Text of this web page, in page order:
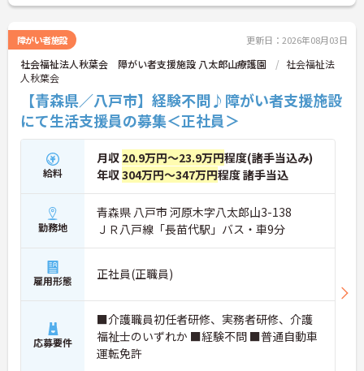
障がい者施設 更新日：2026年08月03日
社会福祉法人秋葉会 障がい者支援施設 八太郎山療護園
社会福祉法
人秋葉会
【青森県／八戸市】経験不問♪障がい者支援施設
にて生活支援員の募集＜正社員＞
給料
月収 20.9万円～23.9万円程度(諸手当込み)
年収304万円～347万円程度 諸手当込
勤務地
青森県 八戸市 河原木字八太郎山3-138
ＪＲ八戸線「長苗代駅」バス・車9分
雇用形態 正社員(正職員)
応募要件
■介護職員初任者研修、実務者研修、介護
福祉士のいずれか ■経験不問 ■普通自動車
運転免許